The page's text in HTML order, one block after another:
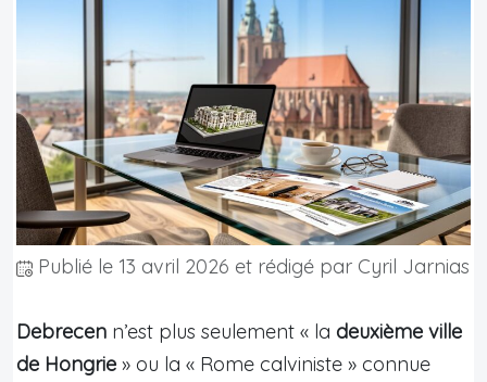
Publié le 13 avril 2026 et rédigé par Cyril Jarnias
Debrecen n’est plus seulement « la deuxième ville
de Hongrie » ou la « Rome calviniste » connue